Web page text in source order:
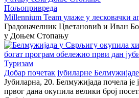
Пољопривреда
Millennium Team улаже у лесковачки
Градоначелник Цветановић и Иван
у Доњем Стопању
Туризам
Добар почетак јубиларне Белмужијаде
Јубиларна, 20. Белмужијада почела
првог дана окупила велики број